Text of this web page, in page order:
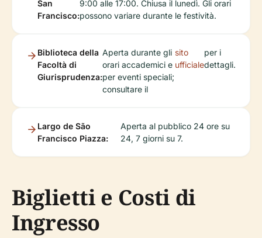
San
Francisco:
9:00 alle 17:00. Chiusa il lunedì. Gli orari
possono variare durante le festività.
Biblioteca della
Facoltà di
Giurisprudenza:
Aperta durante gli
orari accademici e
per eventi speciali;
consultare il
sito
ufficiale
per i
dettagli.
Largo de São
Francisco Piazza:
Aperta al pubblico 24 ore su
24, 7 giorni su 7.
Biglietti e Costi di
Ingresso